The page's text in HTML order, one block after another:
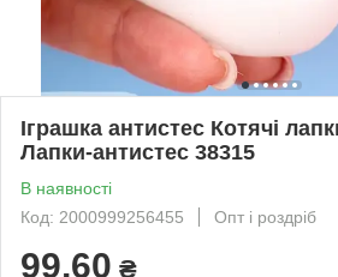
Іграшка антистес Котячі
Лапки-антистес 38315
В наявності
Код: 2000999256455
Опт і роздріб
99,60 ₴